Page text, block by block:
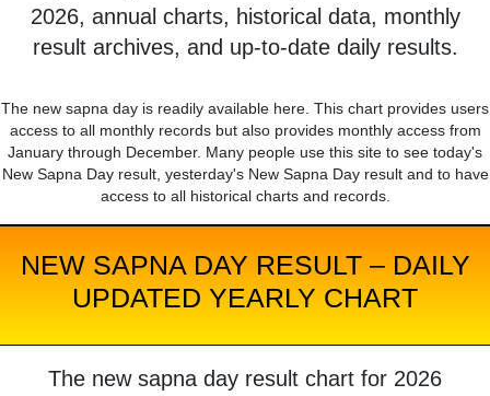
2026, annual charts, historical data, monthly
result archives, and up-to-date daily results.
The new sapna day is readily available here. This chart provides users
access to all monthly records but also provides monthly access from
January through December. Many people use this site to see today's
New Sapna Day result, yesterday's New Sapna Day result and to have
access to all historical charts and records.
NEW SAPNA DAY RESULT – DAILY
UPDATED YEARLY CHART
The new sapna day result chart for 2026